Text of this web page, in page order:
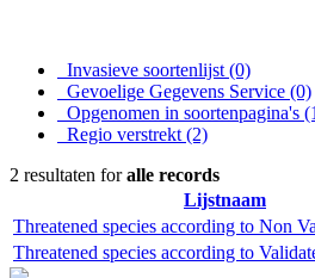
Invasieve soortenlijst (0)
Gevoelige Gegevens Service (0)
Opgenomen in soortenpagina's
Regio verstrekt (2)
2 resultaten foralle records
Lijstnaam
Threatened species according to Non
Threatened species according to